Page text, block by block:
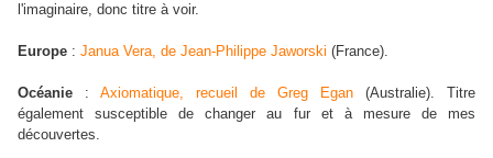
l'imaginaire, donc titre à voir.
Europe : Janua Vera, de Jean-Philippe Jaworski (France).
Océanie : Axiomatique, recueil de Greg Egan (Australie). Titre
également susceptible de changer au fur et à mesure de mes
découvertes.